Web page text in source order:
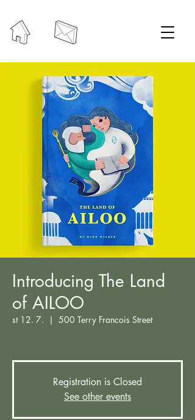
Introducing The Land
of AILOO
st 12. 7.
  |
500 Terry Francois Street
Registration is Closed
See other events